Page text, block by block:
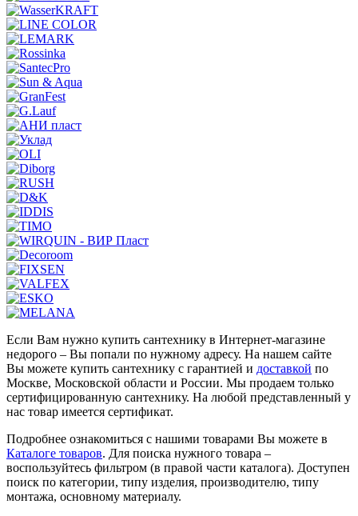
Если Вам нужно купить сантехнику в Интернет-магазине
недорого – Вы попали по нужному адресу. На нашем сайте
Вы можете купить сантехнику с гарантией и доставкой по
Москве, Московской области и России. Мы продаем только
сертифицированную сантехнику. На любой представленный у
нас товар имеется сертификат.
Подробнее ознакомиться с нашими товарами Вы можете в
Каталоге товаров. Для поиска нужного товара –
воспользуйтесь фильтром (в правой части каталога). Доступен
поиск по категории, типу изделия, производителю, типу
монтажа, основному материалу.